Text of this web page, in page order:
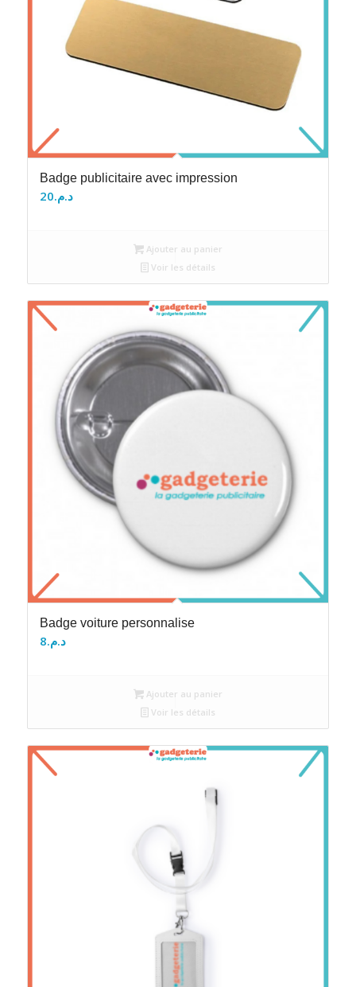
Badge publicitaire avec impression
د.م.20
Ajouter au panier
Voir les détails
Badge voiture personnalise
د.م.8
Ajouter au panier
Voir les détails